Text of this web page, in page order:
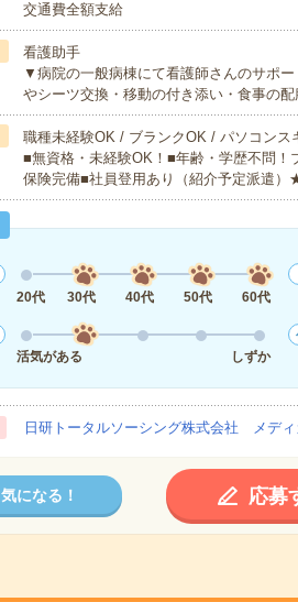
交通費全額支給
看護助手
▼病院の一般病棟にて看護師さんのサポ
やシーツ交換・移動の付き添い・食事の
職種未経験OK / ブランクOK / パソコンス
■無資格・未経験OK！■年齢・学歴不問
保険完備■社員登用あり（紹介予定派遣
20代
30代 40代 50代 60代
活気がある
しずか
日研トータルソーシング株式会社 メデ
気になる！ 応募